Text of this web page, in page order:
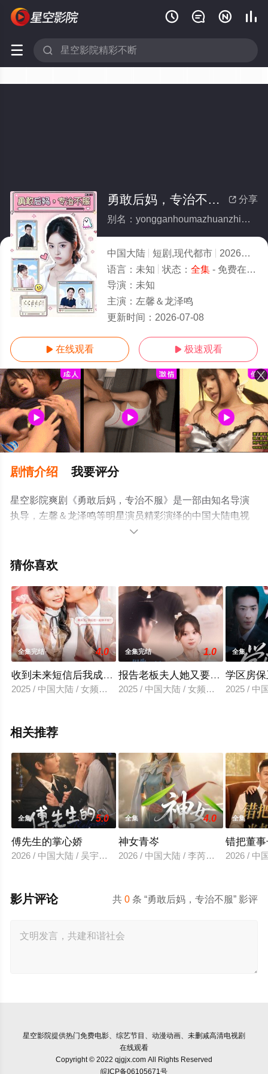
   
 
全集/全集
 分享
勇敢后妈，专治不服(全集)
别名：yongganhoumazhuanzhibufu
中国大陆 短剧,现代都市 2026
1.0
语言： 未知 状态： 全集- 免费在线观看
导演： 未知
主演： 左馨＆龙泽鸣
更新时间： 2026-07-08
 在线观看  极速观看
剧情介绍 我要评分
星空影院爽剧《勇敢后妈，专治不服》是一部由知名导演
执导，左馨＆龙泽鸣等明星演员精彩演绎的中国大陆电视
剧，大结局剧情已揭晓（全集），手机免费观看高清无删
步至豆瓣电视剧、电视猫或剧情网等平台了解。

猜你喜欢
全集完结 4.0
收到未来短信后我成了小福星
2025 / 中国大陆 / 女频恋爱
全集完结 1.0
报告老板夫人她又要打人了
2025 / 中国大陆 / 女频恋爱
全集
学区房
2025 / 中
相关推荐
全集 5.0
傅先生的掌心娇
2026 / 中国大陆 / 吴宇航＆郑千亦
全集 4.0
神女青岑
2026 / 中国大陆 / 李芮峤＆张媛媛
全集
错把董
2026 / 中
共0 条 “勇敢后妈，专治不服” 影评
影片评论
星空影院提供热门免费电影、综艺节目、动漫动画、未删减高清电视剧
在线观看
Copyright © 2022 qjgjx.com All Rights Reserved
皖ICP备06105671号